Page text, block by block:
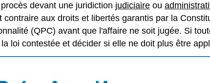
devant une juridiction judiciaire ou
contraire aux droits et libertés garantis par la
(QPC) avant que l'affaire ne soit jugée. Si
loi contestée et décider si elle ne doit plus être